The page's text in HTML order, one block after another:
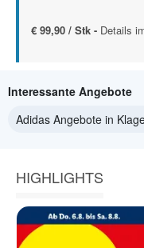
€ 99,90 / Stk - Details
Interessante Angebote
Adidas Angebote in
HIGHLIGHTS